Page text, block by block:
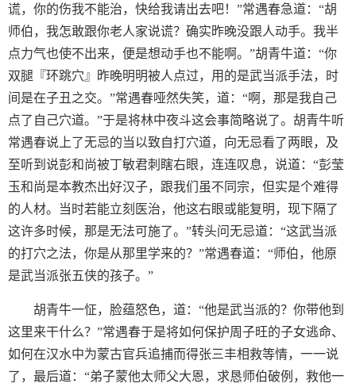
谎，你的伤我不能治，快给我请出去吧！”常遇春急道：“胡
师伯，我怎敢跟你老人家说谎？确实昨晚没跟人动手。我半
点力气也使不出来，便是想动手也不能啊。”胡青牛道：“你
双腿『环跳穴』昨晚明明被人点过，用的是武当派手法，时
间是在子丑之交。”常遇春哑然失笑，道：“啊，那是我自己
点了自己穴道。”于是将林中夜斗这会事简略说了。胡青牛听
常遇春说上了无忌的当以致自打穴道，向无忌看了两眼，及
至听到说彭和尚被丁敏君刺瞎右眼，连连叹息，说道：“彭莹
玉和尚是本教杰出好汉子，跟我们虽不同宗，但实是个难得
的人材。当时若能立刻医治，他这右眼或能复明，现下隔了
这许多时候，那是无法可施了。”转头问无忌道：“这武当派
的打穴之法，你是从那里学来的？”常遇春道：“师伯，他原
是武当派张五侠的孩子。”
胡青牛一怔，脸蕴怒色，道：“他是武当派的？你带他到
这里来干什么？”常遇春于是将如何保护周子旺的子女逃命、
如何在汉水中为蒙古官兵追捕而得张三丰相救等情，一一说
了，最后道：“弟子蒙他太师父大恩，求恳师伯破例，救他一